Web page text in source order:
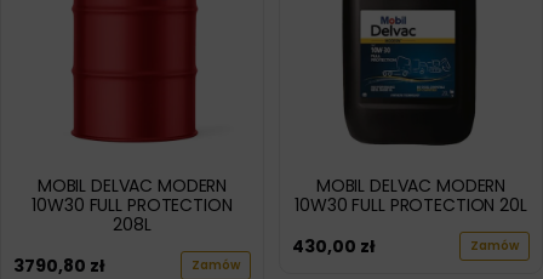
MOBIL DELVAC MODERN
10W30 FULL PROTECTION
208L
3790,80 zł Zamów
MOBIL DELVAC MODERN
10W30 FULL PROTECTION 20L
430,00 zł Zamów